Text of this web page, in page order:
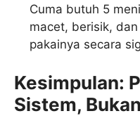
Cuma butuh 5
macet, berisik,
pakainya secara
Kesimpulan:
Sistem,